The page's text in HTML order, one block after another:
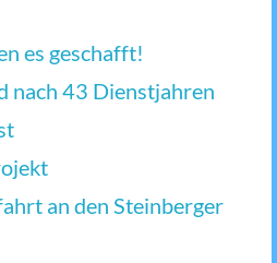
es geschafft!
nach 43 Dienstjahren
an den Steinberger